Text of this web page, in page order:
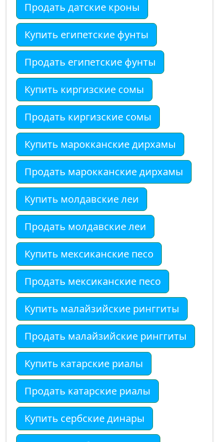
Продать датские кроны
Купить египетские фунты
Продать египетские фунты
Купить киргизские сомы
Продать киргизские сомы
Купить марокканские дирхамы
Продать марокканские дирхамы
Купить молдавские леи
Продать молдавские леи
Купить мексиканские песо
Продать мексиканские песо
Купить малайзийские ринггиты
Продать малайзийские ринггиты
Купить катарские риалы
Продать катарские риалы
Купить сербские динары